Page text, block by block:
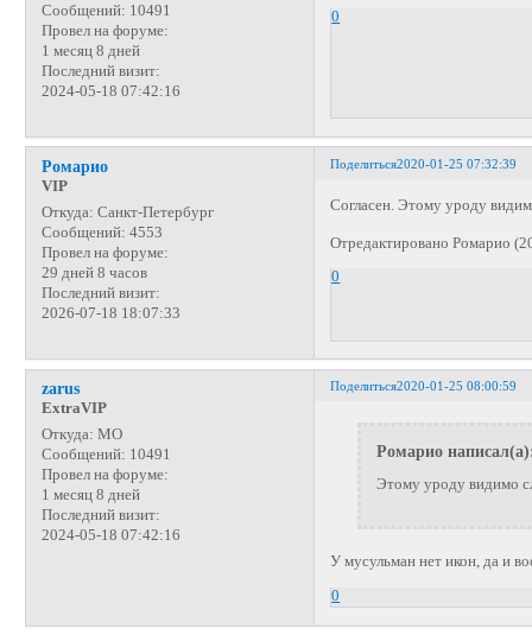
Сообщений: 10491
Провел на форуме:
1 месяц 8 дней
Последний визит:
2024-05-18 07:42:16
0
Поделиться2020-01-25 07:32:39
Ромарио
VIP
Откуда: Санкт-Петербург
Сообщений: 4553
Провел на форуме:
29 дней 8 часов
Последний визит:
2026-07-18 18:07:33
Согласен. Этому уроду
Отредактировано Ромарио
0
Поделиться2020-01-25 08:00:59
zarus
ExtraVIP
Откуда: МО
Сообщений: 10491
Провел на форуме:
1 месяц 8 дней
Последний визит:
2024-05-18 07:42:16
Ромарио
Этому уроду видимо
У мусульман нет икон, да и
0